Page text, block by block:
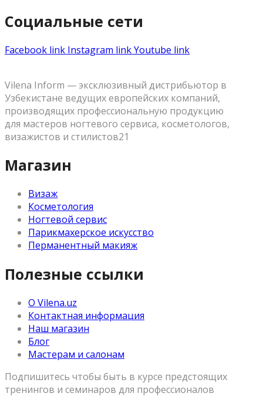
Социальные сети
Facebook link Instagram linkYoutube link
Vilena Inform — эксклюзивный дистрибьютор в
Узбекистане ведущих европейских компаний,
производящих профессиональную продукцию
для мастеров ногтевого сервиса, косметологов,
визажистов и стилистов21
Магазин
Визаж
Косметология
Ногтевой сервис
Парикмахерское искусство
Перманентный макияж
Полезные ссылки
О Vilena.uz
Контактная информация
Наш магазин
Блог
Мастерам и салонам
Подпишитесь чтобы быть в курсе предстоящих
тренингов и семинаров для профессионалов